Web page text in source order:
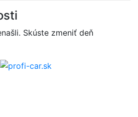
Skúste zmeniť deň